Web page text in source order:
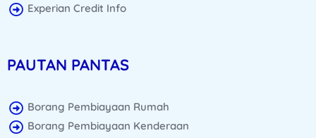
Experian Credit Info
PAUTAN PANTAS
Borang Pembiayaan Rumah
Borang Pembiayaan Kenderaan